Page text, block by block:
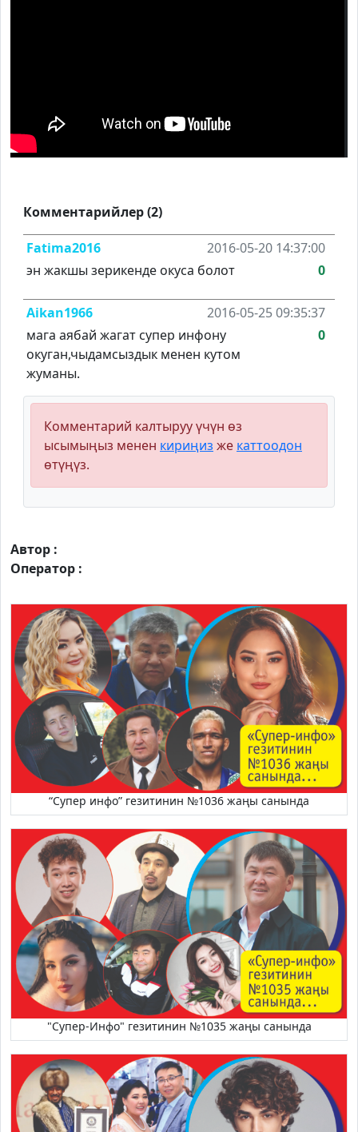
Комментарийлер (2)
Fatima2016
2016-05-20 14:37:00
эн жакшы зерикенде окуса болот
0
Aikan1966
2016-05-25 09:35:37
мага аябай жагат супер инфону
окуган,чыдамсыздык менен кутом
жуманы.
0
Комментарий калтыруу үчүн өз
ысымыңыз менен кириңиз же каттоодон
өтүңүз.
Автор :
Оператор :
“Супер инфо” гезитинин №1036 жаңы санында
"Супер-Инфо" гезитинин №1035 жаңы санында